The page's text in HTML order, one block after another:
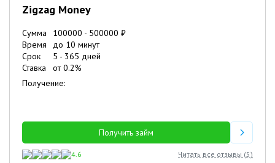
Zigzag Money
Сумма 100000 - 500000 ₽
Время
до 10 минут
Срок
5 - 365 дней
Ставка
от0.2%
Получение:
Получить займ
4.6 Читать все отзывы (5)